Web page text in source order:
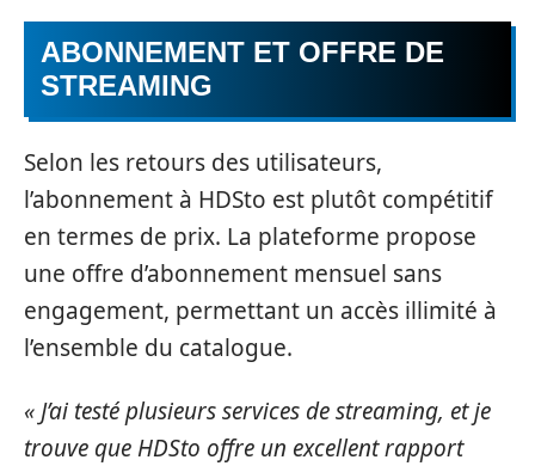
ABONNEMENT ET OFFRE DE
STREAMING
Selon les retours des utilisateurs,
l’abonnement à HDSto est plutôt compétitif
en termes de prix. La plateforme propose
une offre d’abonnement mensuel sans
engagement, permettant un accès illimité à
l’ensemble du catalogue.
« J’ai testé plusieurs services de streaming, et je
trouve que HDSto offre un excellent rapport